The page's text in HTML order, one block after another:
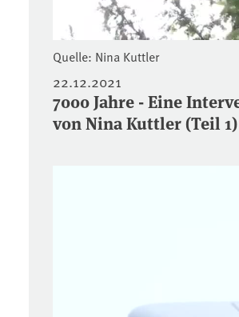
Quelle: Nina Kuttler
22.12.2021
7000 Jahre - Eine
von Nina Kuttler (Teil 1)